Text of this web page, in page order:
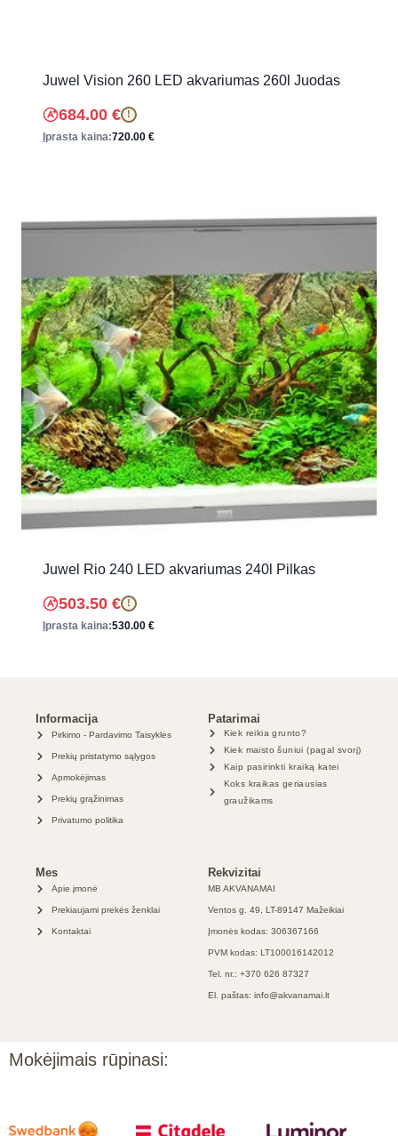
Juwel Vision 260 LED akvariumas 260l Juodas
684.00 € !
Įprasta kaina:720.00 €
Juwel Rio 240 LED akvariumas 240l Pilkas
503.50 € !
Įprasta kaina:530.00 €
Informacija
Pirkimo - Pardavimo Taisyklės
Prekių pristatymo sąlygos
Apmokėjimas
Prekių grąžinimas
Privatumo politika
Patarimai
Kiek reikia grunto?
Kiek maisto šuniui (pagal svorį)
Kaip pasirinkti kraiką katei
Koks kraikas geriausias
graužikams
Mes
Apie įmonė
Prekiaujami prekės ženklai
Kontaktai
Rekvizitai
MB AKVANAMAI
Ventos g. 49, LT-89147 Mažeikiai
Įmonės kodas: 306367166
PVM kodas: LT100016142012
Tel. nr.: +370 626 87327
El. paštas: info@akvanamai.lt
Mokėjimais rūpinasi: